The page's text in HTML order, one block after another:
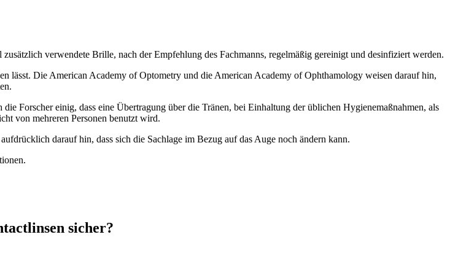
verwendete Brille, nach der Empfehlung des Fachmanns, regelmäßig gereinigt und desinfiziert werden.
lässt. Die American Academy of Optometry und die American Academy of Ophthamology weisen darauf hin,
Forscher einig, dass eine Übertragung über die Tränen, bei Einhaltung der üblichen Hygienemaßnahmen, als
von mehreren Personen benutzt wird.
darauf hin, dass sich die Sachlage im Bezug auf das Auge noch ändern kann.
sicher?